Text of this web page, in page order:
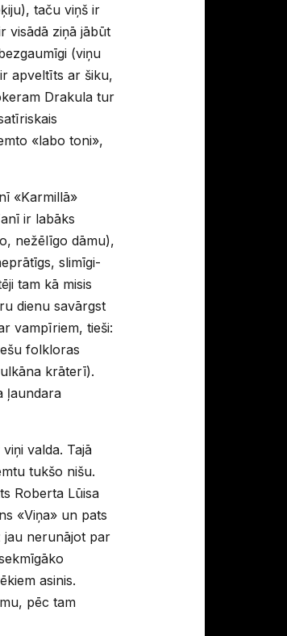
taču viņš ir
visādā ziņā jābūt
(viņu
apveltīts ar šiku,
Drakula tur
«labo toni»,
«Karmillā»
ir labāks
nežēlīgo dāmu),
slimīgi-
tam kā misis
dienu savārgst
vampīriem, tieši:
folkloras
krāterī).
ļaundara
valda. Tajā
tukšo nišu.
Roberta Lūisa
«Viņa» un pats
jau nerunājot par
asinis.
pēc tam